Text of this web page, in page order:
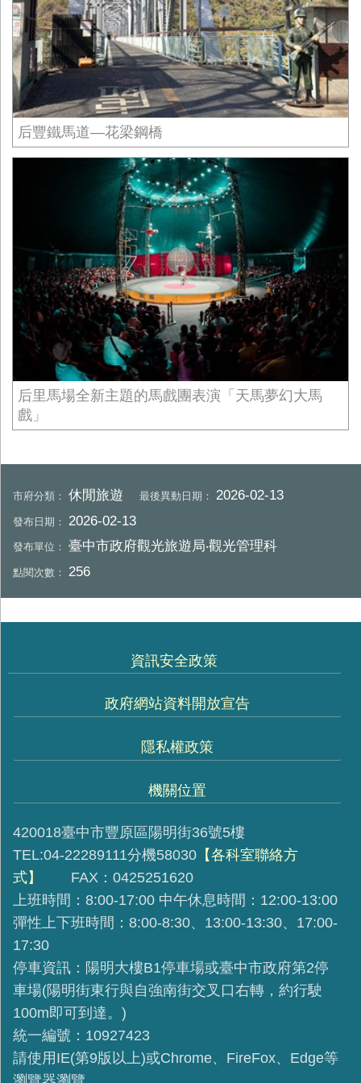
后豐鐵馬道—花梁鋼橋
后里馬場全新主題的馬戲團表演「天馬夢幻大馬
戲」
市府分類：休閒旅遊 最後異動日期：2026-02-13
發布日期： 2026-02-13
發布單位：臺中市政府觀光旅遊局‧觀光管理科
點閱次數： 256
資訊安全政策
政府網站資料開放宣告
隱私權政策
機關位置
420018臺中市豐原區陽明街36號5樓
TEL:04-22289111分機58030 【各科室聯絡方
式】
FAX：0425251620
上班時間：8:00-17:00 中午休息時間：12:00-13:00
彈性上下班時間：8:00-8:30、13:00-13:30、17:00-
17:30
停車資訊：陽明大樓B1停車場或臺中市政府第2停
車場(陽明街東行與自強南街交叉口右轉，約行駛
100m即可到達。)
統一編號：10927423
請使用IE(第9版以上)或Chrome、FireFox、Edge等